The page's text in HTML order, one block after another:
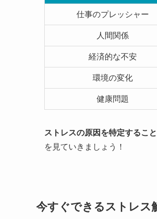
仕事のプレッシャー
人間関係
経済的な不安
環境の変化
健康問題
ストレスの原因を特定するこ
を見ていきましょう！
今すぐできるストレス